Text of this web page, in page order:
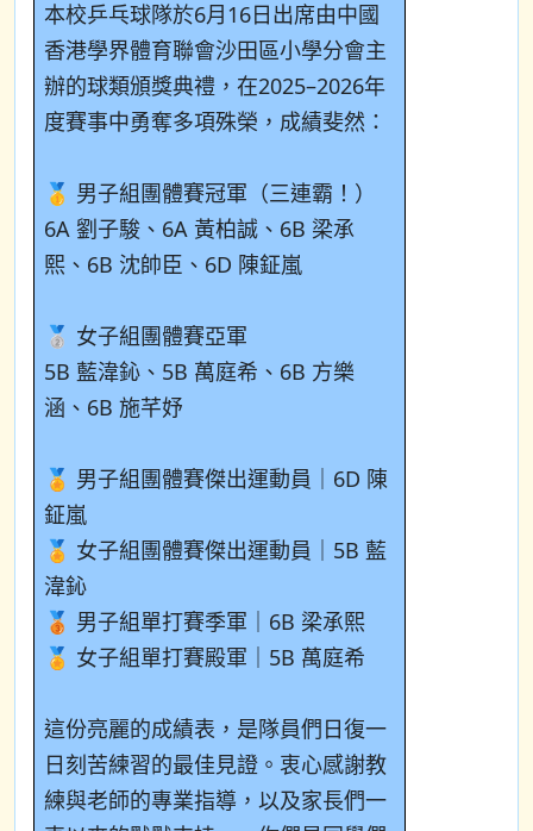
本校乒乓球隊於6月16日出席由中國
香港學界體育聯會沙田區小學分會主
辦的球類頒獎典禮，在2025–2026年
度賽事中勇奪多項殊榮，成績斐然：
🥇 男子組團體賽冠軍（三連霸！）
6A 劉子駿、6A 黃柏誠、6B 梁承
熙、6B 沈帥臣、6D 陳鉦嵐
🥈 女子組團體賽亞軍
5B 藍湋鈊、5B 萬庭希、6B 方樂
涵、6B 施芊妤
🏅 男子組團體賽傑出運動員｜6D 陳
鉦嵐
🏅 女子組團體賽傑出運動員｜5B 藍
湋鈊
🥉 男子組單打賽季軍｜6B 梁承熙
🏅 女子組單打賽殿軍｜5B 萬庭希
這份亮麗的成績表，是隊員們日復一
日刻苦練習的最佳見證。衷心感謝教
練與老師的專業指導，以及家長們一